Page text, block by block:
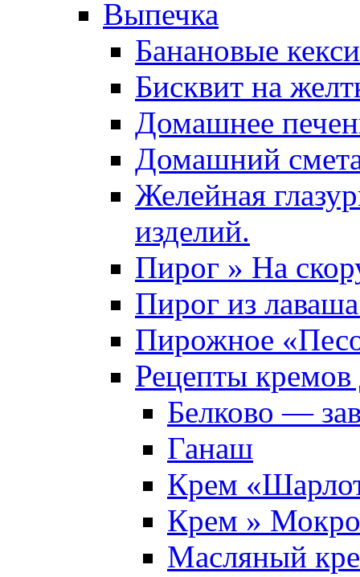
Выпечка
Банановые
Бисквит на
Домашнее
Домашний
Желейная
изделий.
Пирог » На
Пирог из
Пирожное
Рецепты
Белково —
Ганаш
Крем
Крем »
Масляный